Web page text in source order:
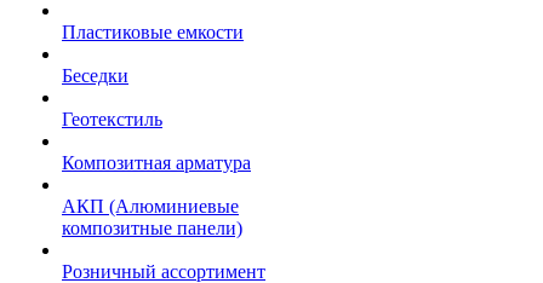
Пластиковые емкости
Беседки
Геотекстиль
Композитная арматура
АКП (Алюминиевые
композитные панели)
Розничный ассортимент